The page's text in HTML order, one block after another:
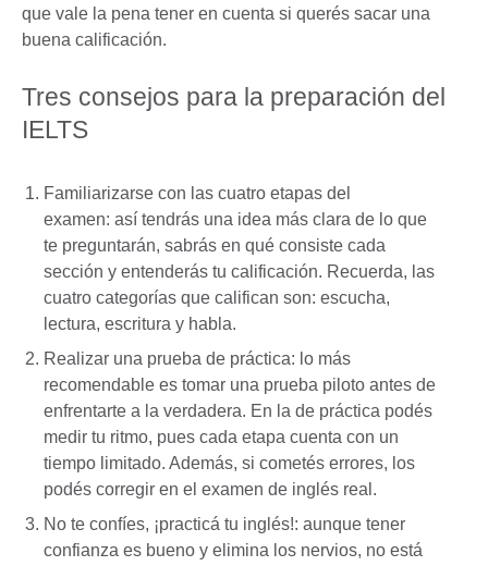
que vale la pena tener en cuenta si querés sacar una
buena calificación.
Tres consejos para la preparación del
IELTS
Familiarizarse con las cuatro etapas del
examen: así tendrás una idea más clara de lo que
te preguntarán, sabrás en qué consiste cada
sección y entenderás tu calificación. Recuerda, las
cuatro categorías que califican son: escucha,
lectura, escritura y habla.
Realizar una prueba de práctica: lo más
recomendable es tomar una prueba piloto antes de
enfrentarte a la verdadera. En la de práctica podés
medir tu ritmo, pues cada etapa cuenta con un
tiempo limitado. Además, si cometés errores, los
podés corregir en el examen de inglés real.
No te confíes, ¡practicá tu inglés!: aunque tener
confianza es bueno y elimina los nervios, no está